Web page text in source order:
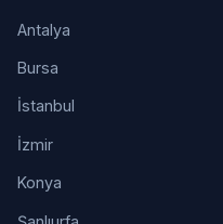
Antalya
Bursa
İstanbul
İzmir
Konya